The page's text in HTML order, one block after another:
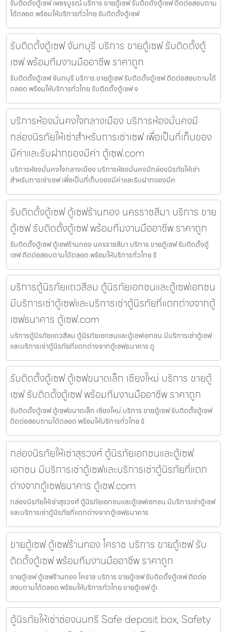
รับติดตั้งตู้เซฟ เพชรบูรณ์ บริการ ขายตู้เซฟ รับติดตั้งตู้เซฟ ติดต่อสอบถาม
ได้ตลอด พร้อมให้บริการทั่วไทย รับติดตั้งตู้เซฟ
รับติดตั้งตู้เซฟ จันทบุรี บริการ ขายตู้เซฟ รับติดตั้งตู้
เซฟ พร้อมทีมงานมืออาชีพ ราคาถูก
รับติดตั้งตู้เซฟ จันทบุรี บริการ ขายตู้เซฟ รับติดตั้งตู้เซฟ ติดต่อสอบถามได้
ตลอด พร้อมให้บริการทั่วไทย รับติดตั้งตู้เซฟ จ
บริการห้องมั่นคงใจกลางเมือง บริการห้องมั่นคงมี
กล่องนิรภัยให้เช่าสำหรับการเช่าเซฟ เพื่อเป็นที่เก็บของ
มีค่าและรับฝากของมีค่า ตู้เซฟ.com
บริการห้องมั่นคงใจกลางเมือง บริการห้องมั่นคงมีกล่องนิรภัยให้เช่า
สำหรับการเช่าเซฟ เพื่อเป็นที่เก็บของมีค่าและรับฝากของมีค
รับติดตั้งตู้เซฟ ตู้เซฟร้านทอง นครราชสีมา บริการ ขาย
ตู้เซฟ รับติดตั้งตู้เซฟ พร้อมทีมงานมืออาชีพ ราคาถูก
รับติดตั้งตู้เซฟ ตู้เซฟร้านทอง นครราชสีมา บริการ ขายตู้เซฟ รับติดตั้งตู้
เซฟ ติดต่อสอบถามได้ตลอด พร้อมให้บริการทั่วไทย รั
บริการตู้นิรภัยแถวสีลม ตู้นิรภัยเอกชนและตู้เซฟเอกชน
มีบริการเช่าตู้เซฟและบริการเช่าตู้นิรภัยที่แตกต่างจากตู้
เซฟธนาคาร ตู้เซฟ.com
บริการตู้นิรภัยแถวสีลม ตู้นิรภัยเอกชนและตู้เซฟเอกชน มีบริการเช่าตู้เซฟ
และบริการเช่าตู้นิรภัยที่แตกต่างจากตู้เซฟธนาคาร ตู
รับติดตั้งตู้เซฟ ตู้เซฟขนาดเล็ก เชียงใหม่ บริการ ขายตู้
เซฟ รับติดตั้งตู้เซฟ พร้อมทีมงานมืออาชีพ ราคาถูก
รับติดตั้งตู้เซฟ ตู้เซฟขนาดเล็ก เชียงใหม่ บริการ ขายตู้เซฟ รับติดตั้งตู้เซฟ
ติดต่อสอบถามได้ตลอด พร้อมให้บริการทั่วไทย รั
กล่องนิรภัยให้เช่าสุรวงศ์ ตู้นิรภัยเอกชนและตู้เซฟ
เอกชน มีบริการเช่าตู้เซฟและบริการเช่าตู้นิรภัยที่แตก
ต่างจากตู้เซฟธนาคาร ตู้เซฟ.com
กล่องนิรภัยให้เช่าสุรวงศ์ ตู้นิรภัยเอกชนและตู้เซฟเอกชน มีบริการเช่าตู้เซฟ
และบริการเช่าตู้นิรภัยที่แตกต่างจากตู้เซฟธนาคาร
ขายตู้เซฟ ตู้เซฟร้านทอง โคราช บริการ ขายตู้เซฟ รับ
ติดตั้งตู้เซฟ พร้อมทีมงานมืออาชีพ ราคาถูก
ขายตู้เซฟ ตู้เซฟร้านทอง โคราช บริการ ขายตู้เซฟ รับติดตั้งตู้เซฟ ติดต่อ
สอบถามได้ตลอด พร้อมให้บริการทั่วไทย ขายตู้เซฟ ตู้เ
ตู้นิรภัยให้เช่าช่องนนทรี Safe deposit box, Safety